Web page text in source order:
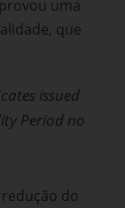
uma
que
issued
Period no
redução do